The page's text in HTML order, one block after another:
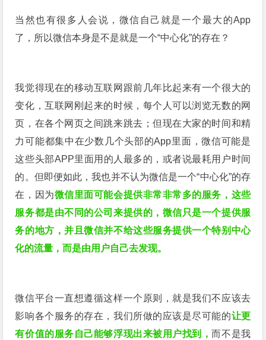
当然也有很多人会说，微信自己就是一个最大的App
了，所以微信本身是不是就是一个“中心化”的存在？
我觉得现在的移动互联网跟前几年比起来有一个很大的
变化，互联网刚起来的时候，每个人可以浏览无数的网
页，在各个网页之间跳来跳去；但现在大家的时间和精
力可能都集中在少数几个头部的App里面，微信可能是
这些头部APP里面用的人最多的，或者说最耗用户时间
的。但即便如此，我也并不认为微信是一个“中心化”的存
在，因为微信里面可能会提供非常非常多的服务，这些
服务都是由不同的公司来提供的，微信只是一个提供服
务的地方，并且微信并不给这些服务提供一个特别中心
化的流量，而是由用户自己去发现。
微信平台一直想遵循这样一个原则，就是我们不应该去
影响各个服务的存在，我们所做的应该是尽可能的让更
有价值的服务自己能够浮现出来被用户找到，而不是我